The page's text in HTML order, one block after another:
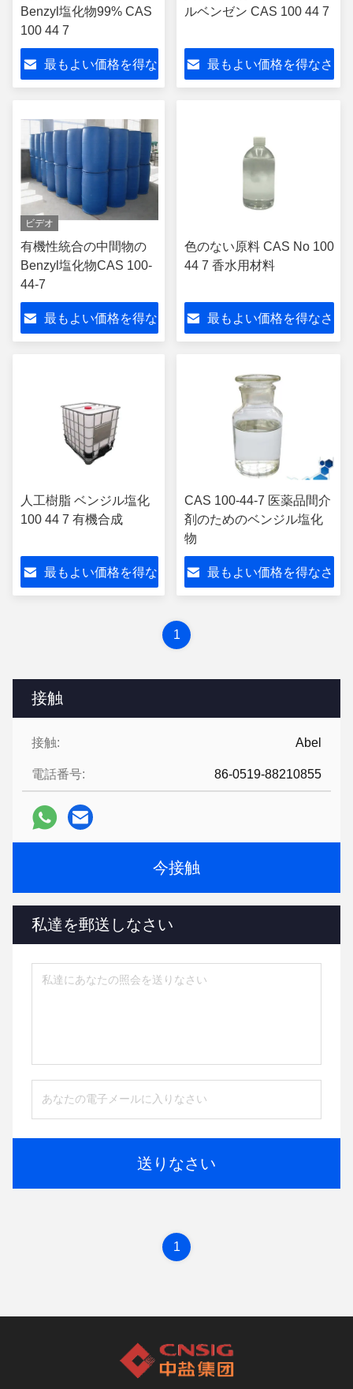
接触
接触: Abel
電話番号: 86-0519-88210855
今接触
私達を郵送しなさい
送りなさい
Benzyl塩化物99% CAS
100 44 7
最もよい価格を得な
ルベンゼン CAS 100 44 7
最もよい価格を得なさ
ビデオ
有機性統合の中間物の
Benzyl塩化物CAS 100-
44-7
最もよい価格を得な
色のない原料 CAS No 100
44 7 香水用材料
最もよい価格を得なさ
人工樹脂 ベンジル塩化
100 44 7 有機合成
最もよい価格を得な
CAS 100-44-7 医薬品間介
剤のためのベンジル塩化
物
最もよい価格を得なさ
1
1